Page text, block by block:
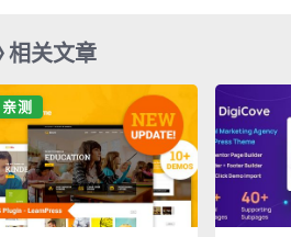
相关文章
亲测